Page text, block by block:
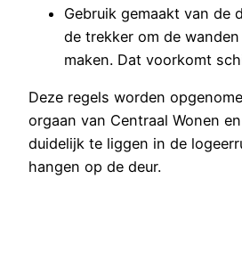
Gebruik gemaakt van de
de trekker om de
maken. Dat voorkomt
Deze regels worden
orgaan van Centraal Wonen
duidelijk te liggen in de
hangen op de deur.